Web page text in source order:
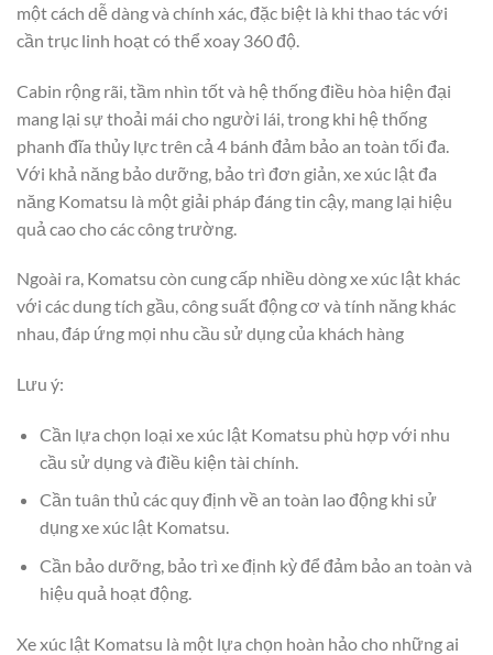
một cách dễ dàng và chính xác, đặc biệt là khi thao tác với
cần trục linh hoạt có thể xoay 360 độ.
Cabin rộng rãi, tầm nhìn tốt và hệ thống điều hòa hiện đại
mang lại sự thoải mái cho người lái, trong khi hệ thống
phanh đĩa thủy lực trên cả 4 bánh đảm bảo an toàn tối đa.
Với khả năng bảo dưỡng, bảo trì đơn giản, xe xúc lật đa
năng Komatsu là một giải pháp đáng tin cậy, mang lại hiệu
quả cao cho các công trường.
Ngoài ra, Komatsu còn cung cấp nhiều dòng xe xúc lật khác
với các dung tích gầu, công suất động cơ và tính năng khác
nhau, đáp ứng mọi nhu cầu sử dụng của khách hàng
Lưu ý:
Cần lựa chọn loại xe xúc lật Komatsu phù hợp với nhu
cầu sử dụng và điều kiện tài chính.
Cần tuân thủ các quy định về an toàn lao động khi sử
dụng xe xúc lật Komatsu.
Cần bảo dưỡng, bảo trì xe định kỳ để đảm bảo an toàn và
hiệu quả hoạt động.
Xe xúc lật Komatsu là một lựa chọn hoàn hảo cho những ai